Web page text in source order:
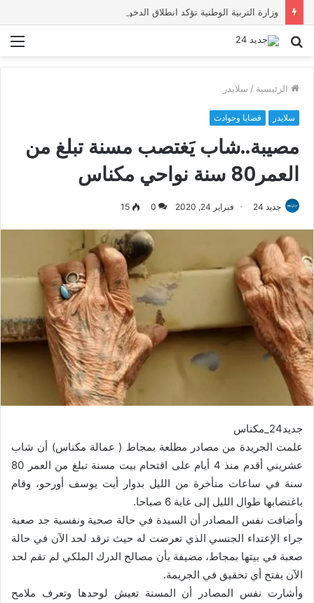
بحث
الرئيسية / سلايدر
سلايدر قضايا وحوادث
مصيبة..شاب يَغتصب مسنة تبلغ من
العمر80 سنة نواحي مكناس
جديد 24 فبراير 24, 2020 0
15
جديد24_مكناس
علمت الجريدة من مصادر مطلعة بمجاط ( عمالة مكناس) أن شاب
عشريني أقدم منذ 4 أيام على اقتحام بيت مسنة تبلغ من العمر 80
سنة في ساعات متأخرة من الليل بدوار أيت يوسف أورحو، وقام
باغتصابها طوال الليل إلى غاية 6 صباحا.
وأضافت نفس المصادر أن السيدة في حالة صحية ونفسية جد صعبة
جراء الإعتداء الجنسي الذي تعرضت له حيث ترقد لحد الآن في حالة
صعبة في بيتها بمجاط، مضيفة بأن مصالح الدرك الملكي لم تقم لحد
الآن بفتح أي تحقيق في الجريمة.
وأشارت نفس المصادر أن المسنة تعيش لوحدها وتعرف ملامح